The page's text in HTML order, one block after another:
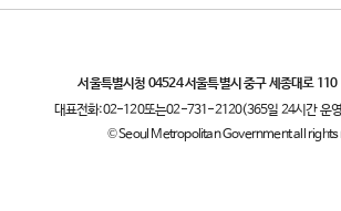
서울특별시청 04524 서울특별시 중구 세종대로 110
대표전화:02-120또는02-731-2120(365일 24시간 운
© Seoul Metropolitan Government all